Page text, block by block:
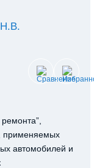
Н.В.
применяемых
автомобилей и